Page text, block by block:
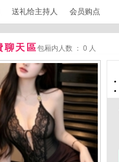
送礼给主持人 会员购点
聊天區包厢内人数 ： 0 人